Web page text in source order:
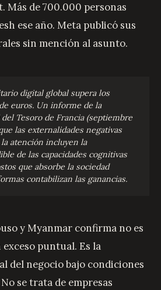
Más de 700.000 personas
ese año. Meta publicó sus
sin mención al asunto.
digital global supera los
euros. Un informe de la
Tesoro de Francia (septiembre
las externalidades negativas
atención incluyen la
de las capacidades cognitivas
que absorbe la sociedad
contabilizan las ganancias.
y Myanmar confirma no es
puntual. Es la
del negocio bajo condiciones
se trata de empresas